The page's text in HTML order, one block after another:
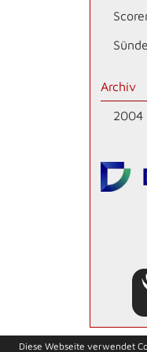
Archiv
2004
Diese Webseite verwendet